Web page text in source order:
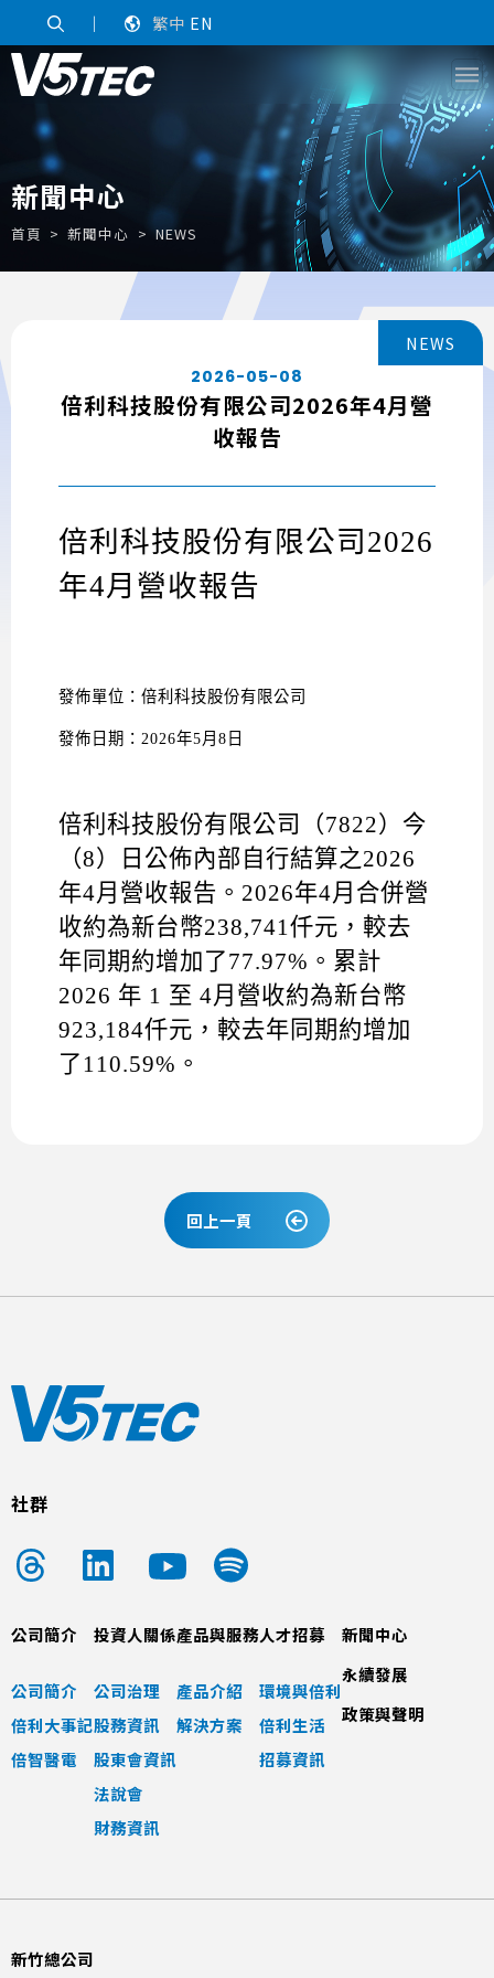
｜ 繁中 EN
新聞中心
首頁 新聞中心 NEWS
NEWS
2026-05-08
倍利科技股份有限公司2026年4月營
收報告
倍利科技股份有限公司 2026
年4月營收報告
發佈單位：倍利科技股份有限公司
發佈日期： 2026年5月8 日
倍利科技股份有限公司（7822）今
（8）日公佈內部自行結算之2026
年4月營收報告。 2026年4月合併營
收約為新台幣238,741仟元，較去
年同期約增加了77.97% 。累計
2026 年 1 至4月營收約為新台幣
923,184仟元，較去年同期約增加
了 110.59% 。
回上一頁
社群
公司簡介
公司簡介
倍利大事記
倍智醫電
投資人關係
公司治理
股務資訊
股東會資訊
法說會
財務資訊
產品與服務
產品介紹
解決方案
人才招募
環境與倍利
倍利生活
招募資訊
新聞中心
永續發展
政策與聲明
新竹總公司